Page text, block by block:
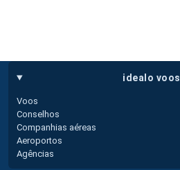
idealo voos
Voos
Conselhos
Companhias aéreas
Aeroportos
Agências